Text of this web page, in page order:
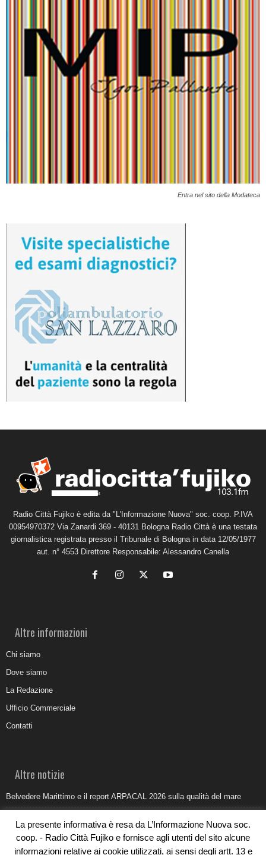
Entra nel sito della Modateca
Radio Città Fujiko è edita da "L'Informazione Nuova" soc. coop. P.IVA
00954970372 Via Zanardi 369 - 40131 Bologna Radio Città è una testata
giornalistica registrata presso il Tribunale di Bologna in data 12/05/1977
aut. n° 4553 Direttore Responsabile: Alessandro Canella
Altre informazioni
Chi siamo
Dove siamo
La Redazione
Ufficio Commerciale
Contatti
Altre notizie
Belvedere Marittimo e il report ARPACAL 2026 sulla qualità del mare
Umidità di risalita in casa, come riconoscere i segnali veri
La presente informativa è resa da L’Informazione Nuova soc.
coop. - Radio Città Fujiko e fornisce agli utenti del sito alcune
informazioni relative ai cookie utilizzati, ai sensi degli artt. 13 e